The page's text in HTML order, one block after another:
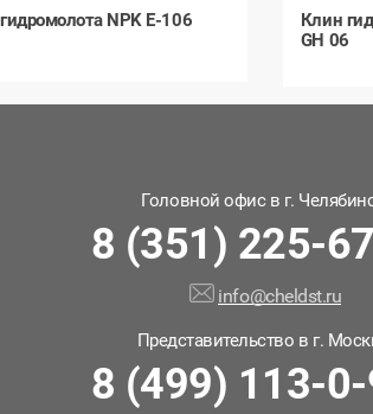
NPK E-106
Клин
GH 06
Головной офис в г.
8 (351) 225-
info@cheldst.ru
Представительство в г.
8 (499) 113-